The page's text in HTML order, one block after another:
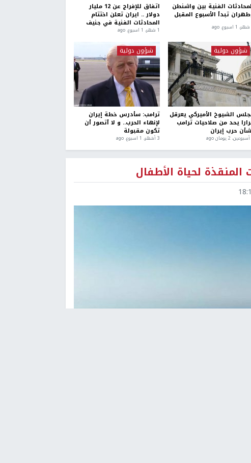
الفنية بين واشنطن
تبدأ الأسبوع المقبل
اتفاق للإفراج عن 12 مليار
دولار .. ايران تعلن اختتام
المحادثات الفنية في جنيف
1 شهر، 1 اسبوع. ago
شؤون دولية
الشيوخ الأميركي يعرقل
يحد من صلاحيات ترامب
حرب إيران
شؤون دولية
ترامب: سأدرس خطة إيران
لإنهاء الحرب.. و لا أتصور أن
تكون مقبولة
3 أشهر، 1 اسبوع. ago
المنقذة لحياة الأطفال